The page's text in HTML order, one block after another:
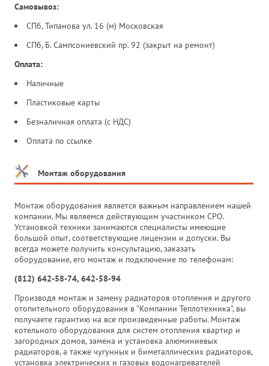
Самовывоз:
СПб, Типанова ул. 16 (м) Московская
СПб, Б. Сампсониевский пр. 92 (закрыт на ремонт)
Оплата:
Наличные
Пластиковые карты
Безналичная оплата (с НДС)
Оплата по ссылке
Монтаж оборудования
Монтаж оборудования является важным направлением нашей
компании. Мы являемся действующим участником СРО.
Установкой техники занимаются специалисты имеющие
большой опыт, соответствующие лицензии и допуски. Вы
всегда можете получить консультацию, заказать
оборудование, его монтаж и подключение по телефонам:
(812) 642-58-74, 642-58-94
Производя монтаж и замену радиаторов отопления и другого
отопительного оборудования в "Компании Теплотехника", вы
получаете гарантию на все произведенные работы. Монтаж
котельного оборудования для систем отопления квартир и
загородных домов, замена и установка алюминиевых
радиаторов, а также чугунных и биметаллических радиаторов,
установка электрических и газовых водонагревателей